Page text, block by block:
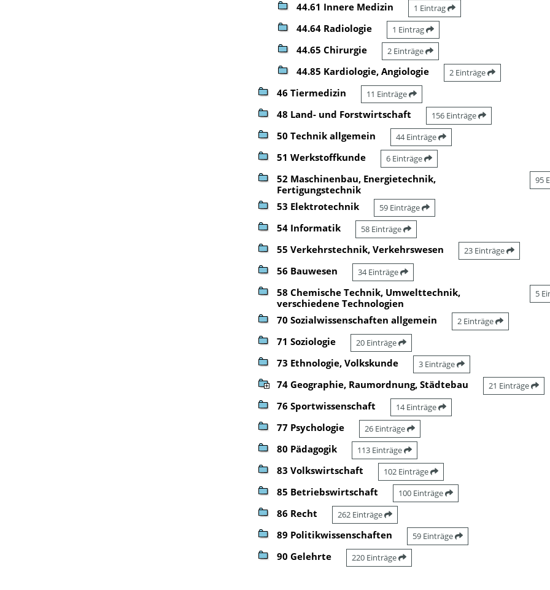
44.61 Innere Medizin 1 Eintrag
44.64 Radiologie 1 Eintrag
44.65 Chirurgie 2 Einträge
44.85 Kardiologie, Angiologie 2 Einträge
46 Tiermedizin 11 Einträge
48 Land- und Forstwirtschaft 156 Einträge
50 Technik allgemein 44 Einträge
51 Werkstoffkunde 6 Einträge
52 Maschinenbau, Energietechnik,
Fertigungstechnik
95
53 Elektrotechnik 59 Einträge
54 Informatik 58 Einträge
55 Verkehrstechnik, Verkehrswesen 23 Einträge
56 Bauwesen 34 Einträge
58 Chemische Technik, Umwelttechnik,
verschiedene Technologien
5
70 Sozialwissenschaften allgemein 2 Einträge
71 Soziologie 20 Einträge
73 Ethnologie, Volkskunde 3 Einträge
74 Geographie, Raumordnung, Städtebau 21 Einträge
76 Sportwissenschaft 14 Einträge
77 Psychologie 26 Einträge
80 Pädagogik 113 Einträge
83 Volkswirtschaft 102 Einträge
85 Betriebswirtschaft 100 Einträge
86 Recht 262 Einträge
89 Politikwissenschaften 59 Einträge
90 Gelehrte 220 Einträge